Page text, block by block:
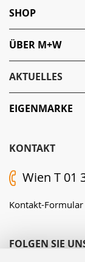
KONTAKT
Wien T 01
Kontakt-Formular
FOLGEN SIE
SHOP
ÜBER M+W
AKTUELLES
EIGENMARKE